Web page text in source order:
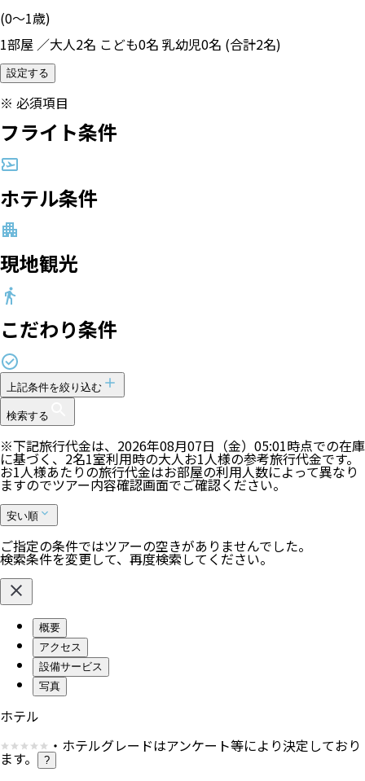
(0〜1歳)
1部屋 ／大人2名 こども0名 乳幼児0名 (合計2名)
設定する
※ 必須項目
フライト条件
ホテル条件
現地観光
こだわり条件
上記条件を絞り込む
検索する
※下記旅行代金は、 2026年08月07日（金）05:01時点での在庫
に基づく、2名1室利用時の大人お1人様の参考旅行代金です。
お1人様あたりの旅行代金はお部屋の利用人数によって異なり
ますのでツアー内容確認画面でご確認ください。
安い順
ご指定の条件ではツアーの空きがありませんでした。
検索条件を変更して、再度検索してください。
概要
アクセス
設備サービス
写真
ホテル
・ホテルグレードはアンケート等により決定しており
ます。 ?